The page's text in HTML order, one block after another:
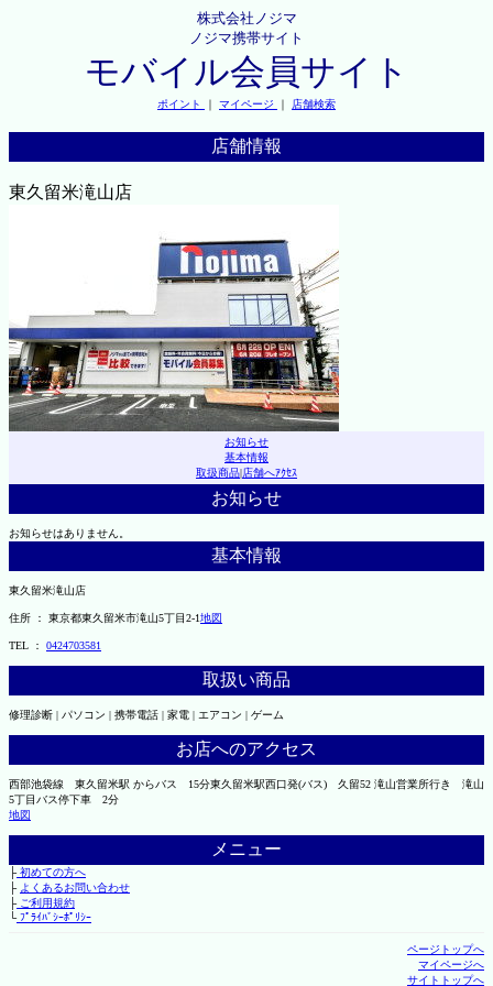
株式会社ノジマ
ノジマ携帯サイト
モバイル会員サイト
ポイント ｜ マイページ ｜ 店舗検索
店舗情報
東久留米滝山店
お知らせ
基本情報
取扱商品|店舗へｱｸｾｽ
お知らせ
お知らせはありません。
基本情報
東久留米滝山店
住所 ： 東京都東久留米市滝山5丁目2-1地図
TEL ： 0424703581
取扱い商品
修理診断 | パソコン | 携帯電話 | 家電 | エアコン | ゲーム
お店へのアクセス
西部池袋線 東久留米駅 からバス 15分東久留米駅西口発(バス) 久留52 滝山営業所行き 滝山
5丁目バス停下車 2分
地図
メニュー
├初めての方へ
├ よくあるお問い合わせ
├ご利用規約
└ﾌﾟﾗｲﾊﾞｼｰﾎﾟﾘｼｰ
ページトップへ
マイページへ
サイトトップへ